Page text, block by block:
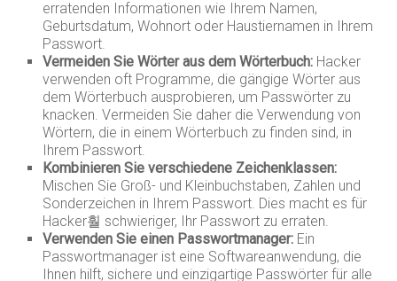
erratenden Informationen wie Ihrem Namen,
Geburtsdatum, Wohnort oder Haustiernamen in Ihrem
Passwort.
Vermeiden Sie Wörter aus dem Wörterbuch: Hacker
verwenden oft Programme, die gängige Wörter aus
dem Wörterbuch ausprobieren, um Passwörter zu
knacken. Vermeiden Sie daher die Verwendung von
Wörtern, die in einem Wörterbuch zu finden sind, in
Ihrem Passwort.
Kombinieren Sie verschiedene Zeichenklassen:
Mischen Sie Groß- und Kleinbuchstaben, Zahlen und
Sonderzeichen in Ihrem Passwort. Dies macht es für
Hacker훨 schwieriger, Ihr Passwort zu erraten.
Verwenden Sie einen Passwortmanager: Ein
Passwortmanager ist eine Softwareanwendung, die
Ihnen hilft, sichere und einzigartige Passwörter für alle